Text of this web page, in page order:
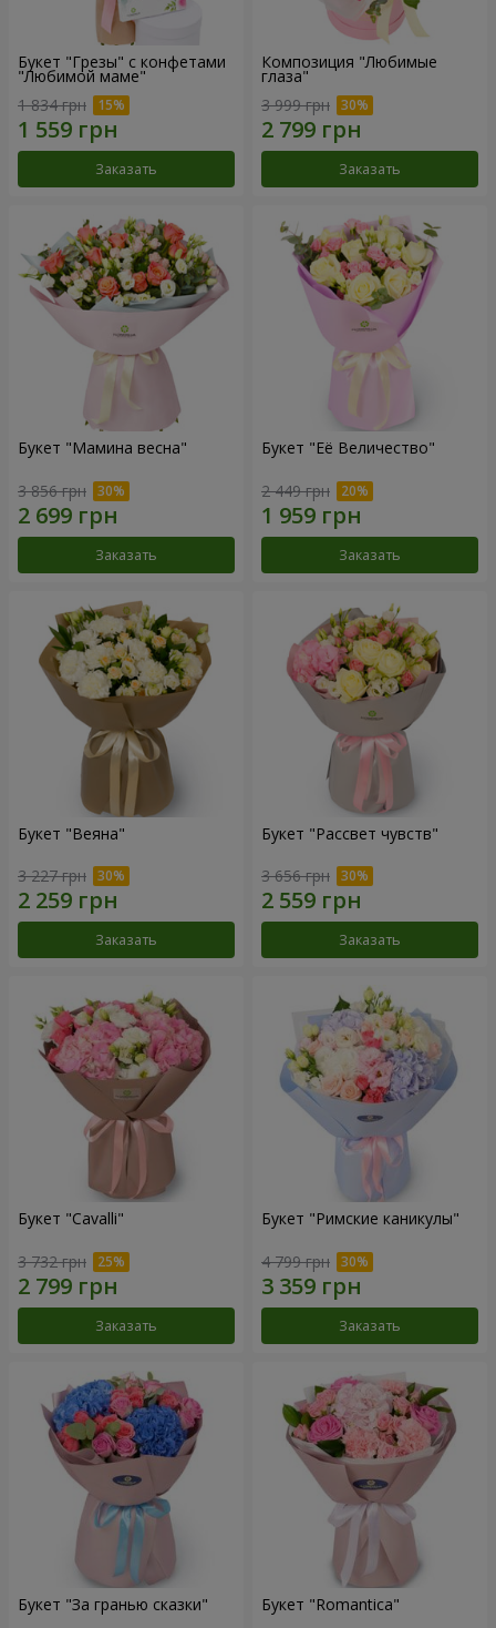
Букет "Грезы" с конфетами
"Любимой маме"
1 834 грн
Заказать
Композиция "Любимые
глаза"
3 999 грн
Заказать
Букет "Мамина весна"
3 856 грн
Заказать
Букет "Её Величество"
2 449 грн
Заказать
Букет "Веяна"
3 227 грн
Заказать
Букет "Рассвет чувств"
3 656 грн
Заказать
Букет "Cаvalli"
3 732 грн
Заказать
Букет "Римские каникулы"
4 799 грн
Заказать
Букет "За гранью сказки" Букет "Romantica"